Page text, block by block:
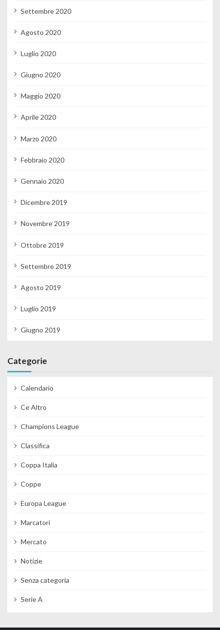
Settembre 2020
Agosto 2020
Luglio 2020
Giugno 2020
Maggio 2020
Aprile 2020
Marzo 2020
Febbraio 2020
Gennaio 2020
Dicembre 2019
Novembre 2019
Ottobre 2019
Settembre 2019
Agosto 2019
Luglio 2019
Giugno 2019
Categorie
Calendario
Ce Altro
Champions League
Classifica
Coppa Italia
Coppe
Europa League
Marcatori
Mercato
Notizie
Senza categoria
Serie A